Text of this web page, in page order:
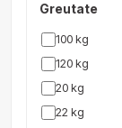
Greutate
100 kg
120 kg
20 kg
22 kg